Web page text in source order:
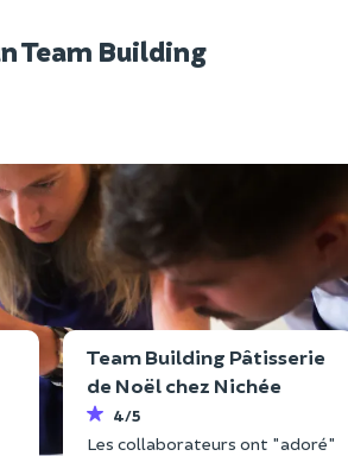
Team Building
Team Building Pâtisserie
de Noël chez Nichée
4/5
Les collaborateurs ont "adoré"